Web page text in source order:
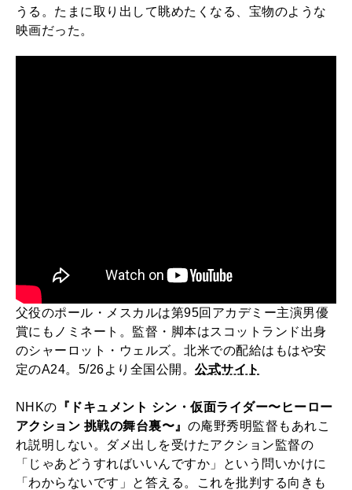
うる。たまに取り出して眺めたくなる、宝物のような
映画だった。
父役のポール・メスカルは第95回アカデミー主演男優
賞にもノミネート。監督・脚本はスコットランド出身
のシャーロット・ウェルズ。北米での配給はもはや安
定のA24。5/26より全国公開。公式サイト
NHKの 『ドキュメント シン・仮面ライダー〜ヒーロー
アクション 挑戦の舞台裏〜』 の庵野秀明監督もあれこ
れ説明しない。ダメ出しを受けたアクション監督の
「じゃあどうすればいいんですか」という問いかけに
「わからないです」と答える。これを批判する向きも